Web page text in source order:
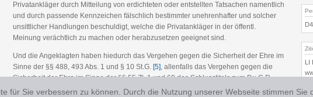
Privatankläger durch Mitteilung von erdichteten oder entstellten Tatsachen namentlich
und durch passende Kennzeichen fälschlich bestimmter unehrenhafter und solcher
unsittlicher Handlungen beschuldigt, welche die Privatankläger in der öffentl.
Meinung verächtlich zu machen oder herabzusetzen geeignet sind.
Und die Angeklagten haben hiedurch das Vergehen gegen die Sicherheit der Ehre im
Sinne der §§ 488, 493 Abs. 1 und § 10 St.G. [5], allenfalls das Vergehen gegen die
Sicherheit der Ehre im Sinne der §§ 55 Zl. 1 und 60 des Schlusstitels zum P.u.G.R.
vom 19. Februar 1926 L.G.Bl. Nr. 4 begangen,
LI
für Sie verbessern zu können. Durch die Nutzung unserer Webseite stimmen Sie